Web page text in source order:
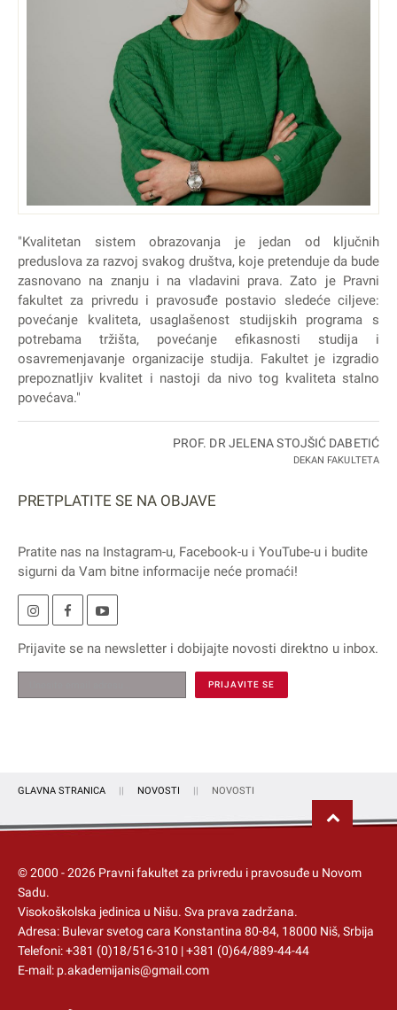
"Kvalitetan sistem obrazovanja je jedan od ključnih
preduslova za razvoj svakog društva, koje pretenduje da bude
zasnovano na znanju i na vladavini prava. Zato je Pravni
fakultet za privredu i pravosuđe postavio sledeće ciljeve:
povećanje kvaliteta, usaglašenost studijskih programa s
potrebama tržišta, povećanje efikasnosti studija i
osavremenjavanje organizacije studija. Fakultet je izgradio
prepoznatljiv kvalitet i nastoji da nivo tog kvaliteta stalno
povećava."
PROF. DR JELENA STOJŠIĆ DABETIĆ
DEKAN FAKULTETA
PRETPLATITE SE NA OBJAVE
Pratite nas na Instagram-u, Facebook-u i YouTube-u i budite
sigurni da Vam bitne informacije neće promaći!
Prijavite se na newsletter i dobijajte novosti direktno u inbox.
GLAVNA STRANICA NOVOSTI NOVOSTI
© 2000 -2026 Pravni fakultet za privredu i pravosuđe u Novom
Sadu.
Visokoškolska jedinica u Nišu. Sva prava zadržana.
Adresa: Bulevar svetog cara Konstantina 80-84, 18000 Niš, Srbija
Telefoni:+381 (0)18/516-310 |+381 (0)64/889-44-44
E-mail: p.akademijanis@gmail.com